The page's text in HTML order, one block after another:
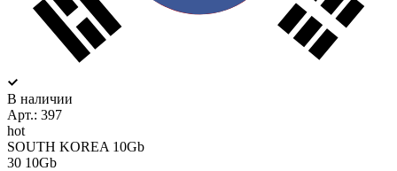
В наличии
Арт.: 397
hot
SOUTH KOREA 10Gb
30 10Gb